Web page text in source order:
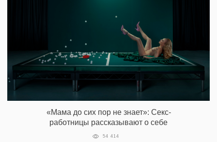
«Мама до сих пор не знает»: Секс-
работницы рассказывают о себе
54 414